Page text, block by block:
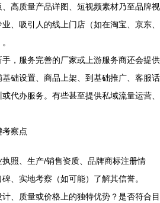
高质量产品详图、短视频素材乃至品牌视
、吸引人的线上门店（如在淘宝、京东、
，服务完善的厂家或上游服务商还会提供
础设置、商品上架、到基础推广、客服话
代办服务。有些甚至提供私域流量运营、
考察点
照、生产/销售资质、品牌商标注册情
、实地考察（如可能）了解其信誉。
、质量或价格上的独特优势？是否符合目